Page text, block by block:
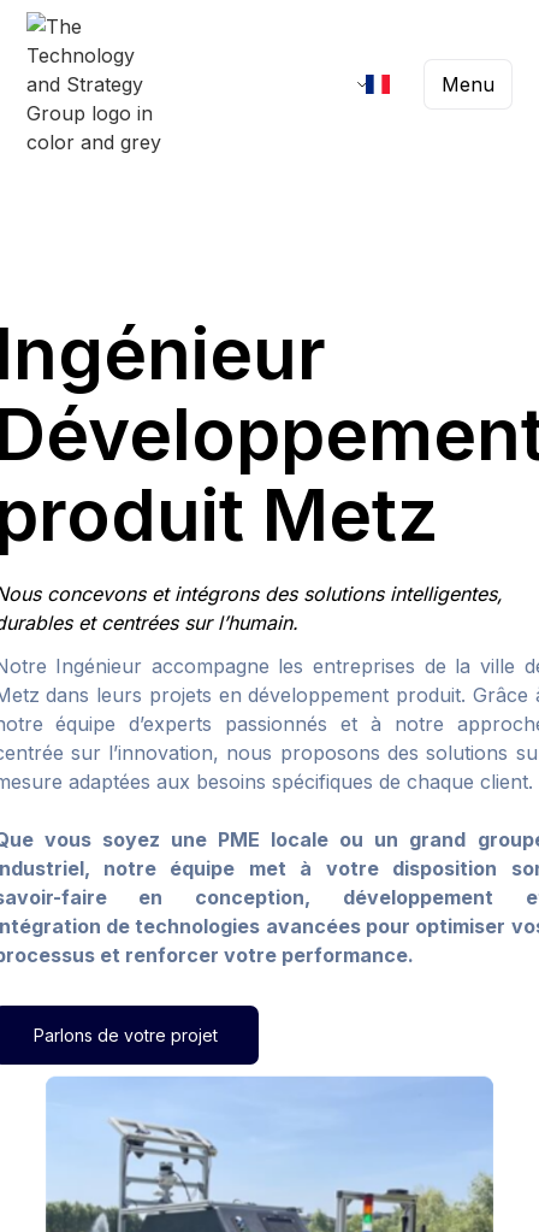
Menu
Metz
concevons et intégrons des solutions intelligentes,
et centrées sur l’humain.
Ingénieur accompagne les entreprises de la ville
dans leurs projets en développement produit. Grâce
équipe d’experts passionnés et à notre
sur l’innovation, nous proposons des solutions
adaptées aux besoins spécifiques de chaque client.
vous soyez une PME locale ou un grand
notre équipe met à votre disposition
faire en conception, développement
de technologies avancées pour optimiser
et renforcer votre performance.
Parlons de votre projet